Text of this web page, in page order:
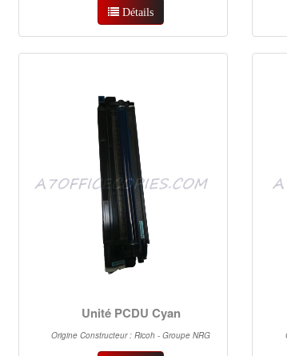
Détails
Unité PCDU Cyan
Origine Constructeur : Ricoh - Groupe NRG